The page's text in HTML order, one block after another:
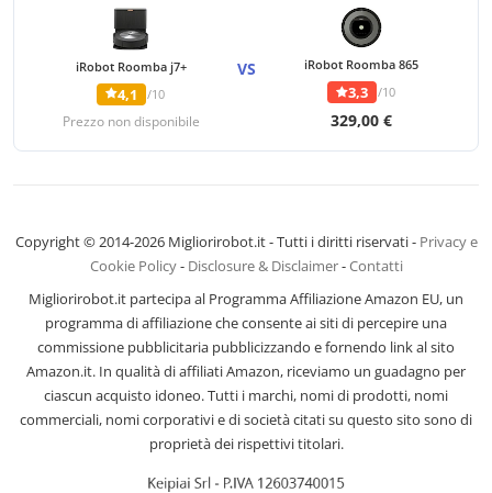
iRobot Roomba j7+
4,1 /10
Prezzo non disponibile
VS iRobot Roomba 865
3,3 /10
329,00 €
Copyright © 2014-2026 Migliorirobot.it - Tutti i diritti riservati - Privacy e
Cookie Policy- Disclosure & Disclaimer-Contatti
Migliorirobot.it partecipa al Programma Affiliazione Amazon EU, un
programma di affiliazione che consente ai siti di percepire una
commissione pubblicitaria pubblicizzando e fornendo link al sito
Amazon.it. In qualità di affiliati Amazon, riceviamo un guadagno per
ciascun acquisto idoneo. Tutti i marchi, nomi di prodotti, nomi
commerciali, nomi corporativi e di società citati su questo sito sono di
proprietà dei rispettivi titolari.